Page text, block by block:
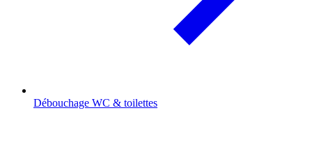
Débouchage WC & toilettes